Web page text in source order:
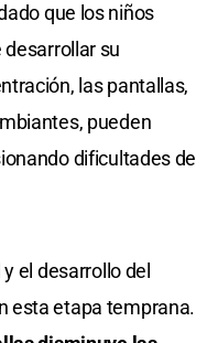
que los niños
su
las pantallas,
pueden
dificultades de
el desarrollo del
esta etapa temprana.